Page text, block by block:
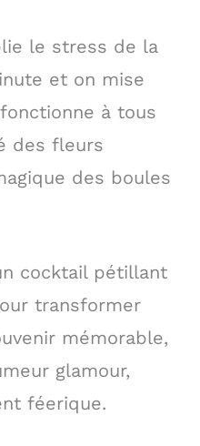
le stress de la
et on mise
à tous
des fleurs
des boules
cocktail pétillant
transformer
mémorable,
glamour,
féerique.